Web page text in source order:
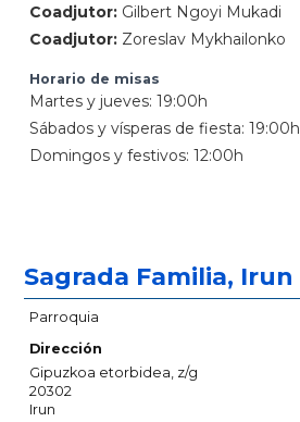
Coadjutor: Gilbert Ngoyi Mukadi
Coadjutor: Zoreslav Mykhailonko
Horario de misas
Martes y jueves: 19:00h
Sábados y vísperas de fiesta: 19:00h
Domingos y festivos: 12:00h
Sagrada Familia, Irun
Parroquia
Dirección
Gipuzkoa etorbidea, z/g
20302
Irun